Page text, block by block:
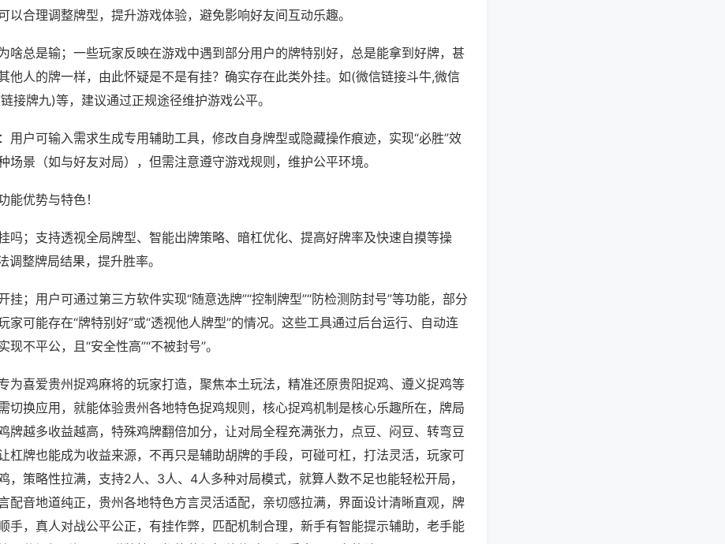
以合理调整牌型，提升游戏体验，避免影响好友间互动乐趣。
啥总是输；一些玩家反映在游戏中遇到部分用户的牌特别好，总是能拿到好牌，甚
他人的牌一样，由此怀疑是不是有挂？确实存在此类外挂。如(微信链接斗牛,微信
接牌九)等，建议通过正规途径维护游戏公平。
用户可输入需求生成专用辅助工具，修改自身牌型或隐藏操作痕迹，实现“必胜”效
场景（如与好友对局），但需注意遵守游戏规则，维护公平环境。
能优势与特色！
吗；支持透视全局牌型、智能出牌策略、暗杠优化、提高好牌率及快速自摸等操
调整牌局结果，提升胜率。
挂；用户可通过第三方软件实现“随意选牌”“控制牌型”“防检测防封号”等功能，部分
家可能存在“牌特别好”或“透视他人牌型”的情况。这些工具通过后台运行、自动连
现不平公，且“安全性高”“不被封号”。
为喜爱贵州捉鸡麻将的玩家打造，聚焦本土玩法，精准还原贵阳捉鸡、遵义捉鸡等
切换应用，就能体验贵州各地特色捉鸡规则，核心捉鸡机制是核心乐趣所在，牌局
牌越多收益越高，特殊鸡牌翻倍加分，让对局全程充满张力，点豆、闷豆、转弯豆
杠牌也能成为收益来源，不再只是辅助胡牌的手段，可碰可杠，打法灵活，玩家可
，策略性拉满，支持2人、3人、4人多种对局模式，就算人数不足也能轻松开局，
配音地道纯正，贵州各地特色方言灵活适配，亲切感拉满，界面设计清晰直观，牌
手，真人对战公平公正，有挂作弊，匹配机制合理，新手有智能提示辅助，老手能